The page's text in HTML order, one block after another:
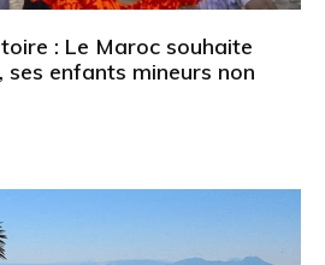
: Le Maroc souhaite
enfants mineurs non